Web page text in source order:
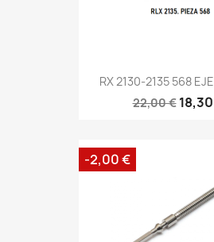
RX 2130-2135 568
22,00 €
-2,00 €